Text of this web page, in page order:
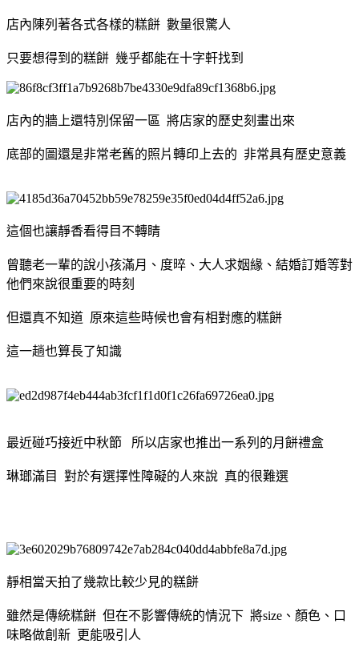
店內陳列著各式各樣的糕餅 數量很驚人
只要想得到的糕餅 幾乎都能在十字軒找到
店內的牆上還特別保留一區 將店家的歷史刻畫出來
底部的圖還是非常老舊的照片轉印上去的 非常具有歷史意義
這個也讓靜香看得目不轉睛
曾聽老一輩的說小孩滿月、度晬、大人求姻緣、結婚訂婚等對
他們來說很重要的時刻
但還真不知道 原來這些時候也會有相對應的糕餅
這一趟也算長了知識
最近碰巧接近中秋節 所以店家也推出一系列的月餅禮盒
琳瑯滿目 對於有選擇性障礙的人來說 真的很難選
靜相當天拍了幾款比較少見的糕餅
雖然是傳統糕餅 但在不影響傳統的情況下 將size、顏色、口
味略做創新 更能吸引人